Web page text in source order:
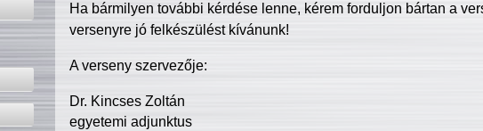
Ha bármilyen további kérdése lenne, kérem forduljon bártan a
versenyre jó felkészülést kívánunk!
A verseny szervezője:
Dr. Kincses Zoltán
egyetemi adjunktus